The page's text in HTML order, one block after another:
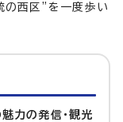
西区”を一度歩い
力の発信・観光